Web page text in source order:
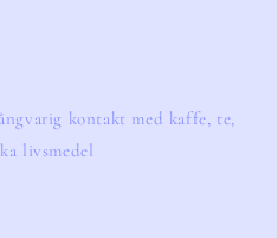
kontakt med kaffe, te,
livsmedel